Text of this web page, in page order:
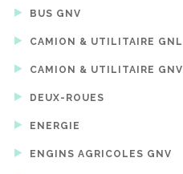
BUS GNV
CAMION & UTILITAIRE GNL
CAMION & UTILITAIRE GNV
DEUX-ROUES
ENERGIE
ENGINS AGRICOLES GNV